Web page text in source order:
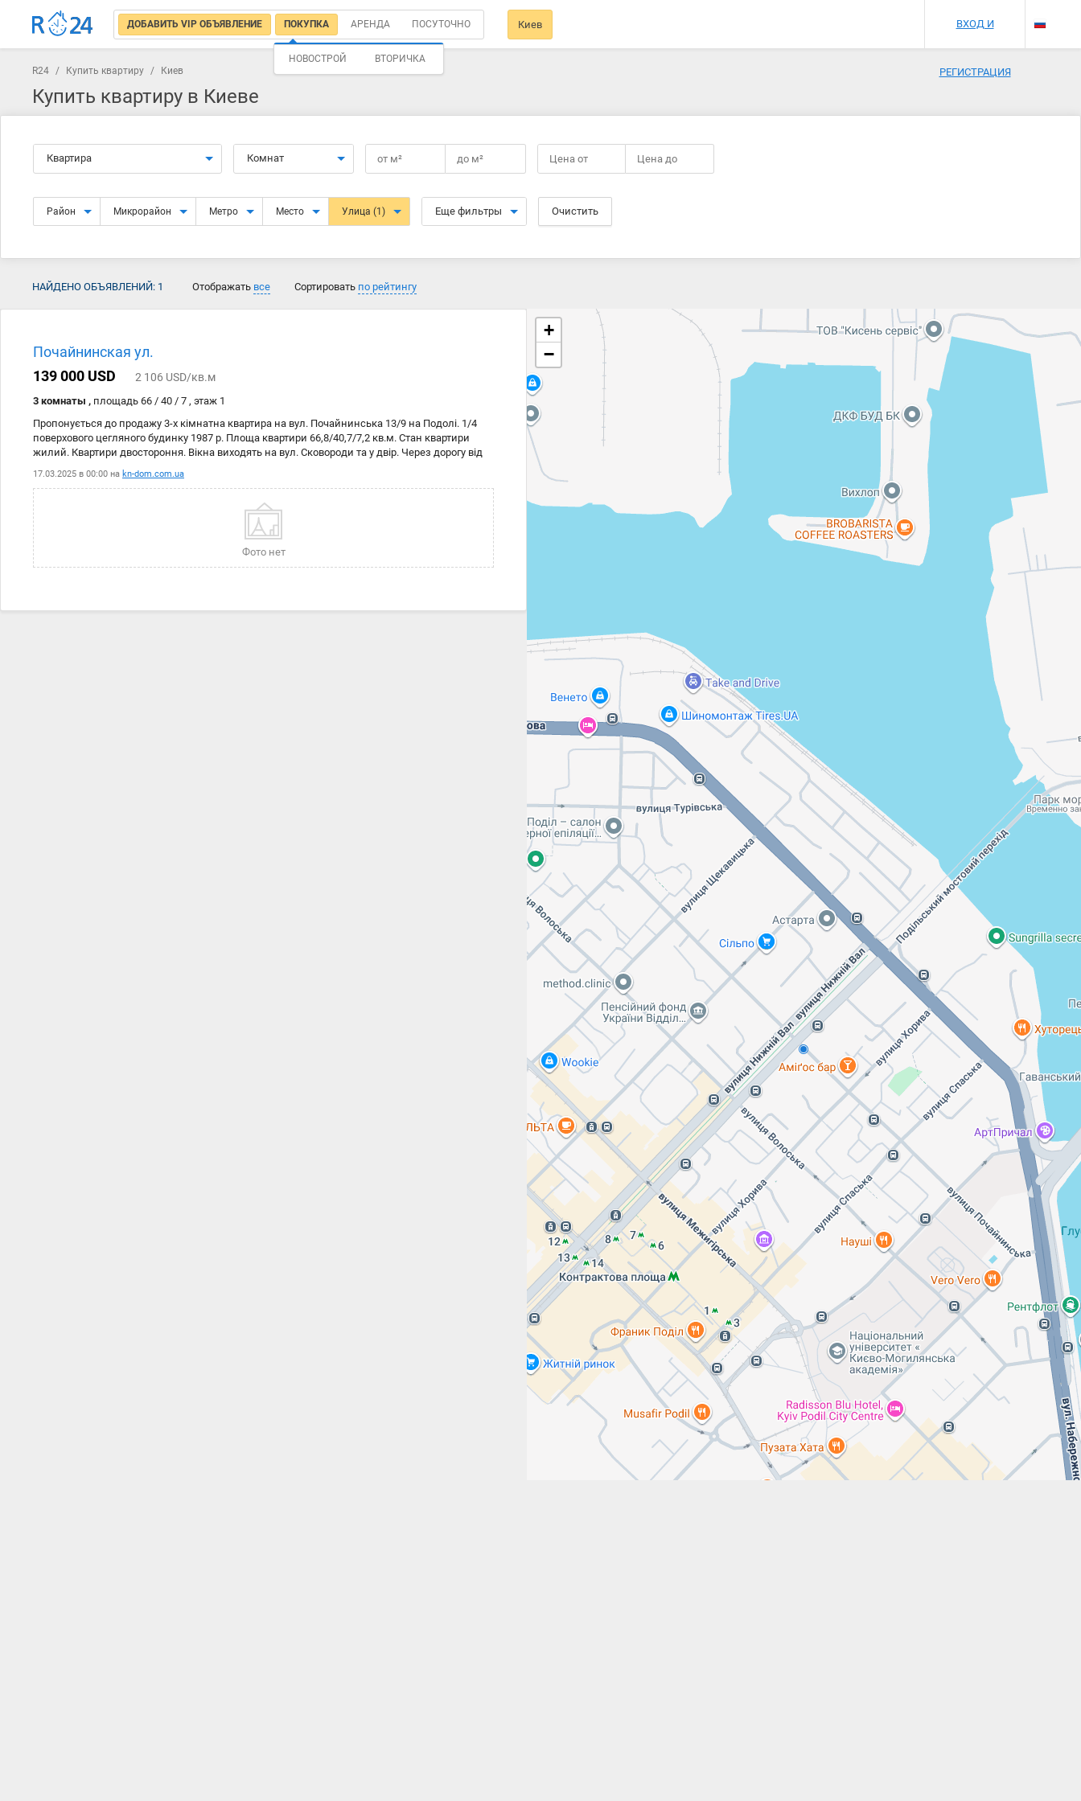
ДОБАВИТЬ VIP ОБЪЯВЛЕНИЕ ПОКУПКА
НОВОСТРОЙ ВТОРИЧКА
АРЕНДА ПОСУТОЧНО Киев ВХОД И
РЕГИСТРАЦИЯ
R24 / Купить квартиру / Киев
Купить квартиру в Киеве
Квартира Комнат от м² до м² Цена от Цена до
Район Микрорайон Метро Место Улица (1) Еще фильтры Очистить
НАЙДЕНО ОБЪЯВЛЕНИЙ: 1 Отображать все Сортировать по рейтингу
Почайнинская ул.
139 000 USD
2 106 USD/кв.м
3 комнаты , площадь 66 / 40 / 7 , этаж 1
Пропонується до продажу 3-х кімнатна квартира на вул. Почайнинська 13/9 на Подолі. 1/4
поверхового цегляного будинку 1987 р. Площа квартири 66,8/40,7/7,2 кв.м. Стан квартири
жилий. Квартири двостороння. Вікна виходять на вул. Сковороди та у двір. Через дорогу від
будинку гарний Іллінський сквер з новим дитячим майданчиком та Іллінська церква. До
набережної дві хвилини. До метро Контрактова Площа 7 хвилин. Два входи в під#700;їзд,
один вхід виходить на вулицю Григорія Сковороди інший веде у тихий та спокійний двір в
якому влітку ростуть фруктові дерева та квіти. У дворі легко знайти паркувальне місце. Код
об'єкту 211-464-88
17.03.2025 в 00:00 на kn-dom.com.ua
Фото нет
+
−